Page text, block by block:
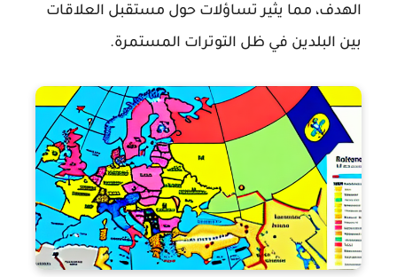
الهدف، مما يثير تساؤلات حول مستقبل العلاقات
بين البلدين في ظل التوترات المستمرة.